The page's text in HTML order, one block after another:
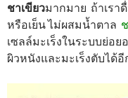
ชาเขียวมากมาย ถ้าเรา
หรือเย็น ไม่ผสมน้ำตาล
เซลล์มะเร็งในระบบย่อ
ผิวหนังและมะเร็งตับได้อี